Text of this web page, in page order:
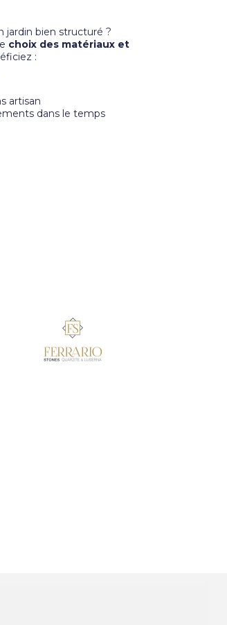
jardin bien structuré ?
choix des matériaux et
:
artisan
dans le temps